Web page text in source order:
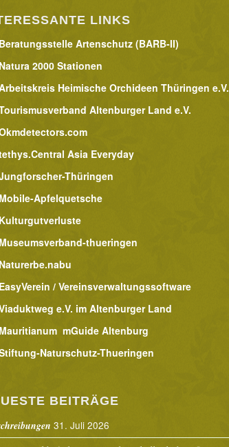
LINKS
Beratungsstelle Artenschutz (BARB-II)
Natura 2000 Stationen
Heimische Orchideen Thüringen e.V.
Altenburger Land e.V.
Asia Everyday
Thüringen
Mobile-Apfelquetsche
Kulturgutverluste
Museumsverband-thueringen
Naturerbe.nabu
EasyVerein / Vereinsverwaltungssoftware
e.V. im Altenburger Land
Mauritianum mGuide Altenburg
Naturschutz-Thueringen
BEITRÄGE
31. Juli 2026